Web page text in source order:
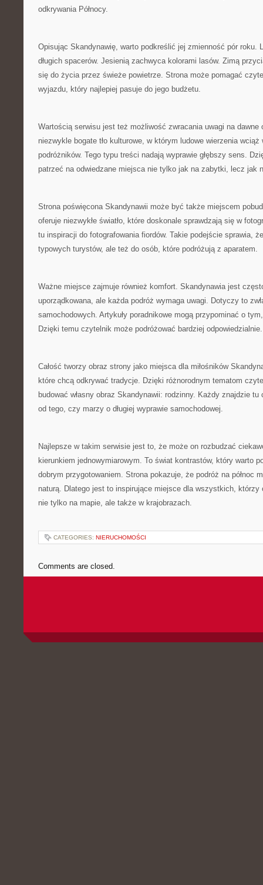
odkrywania Północy.
Opisując Skandynawię, warto podkreślić jej zmienność pór roku.
długich spacerów. Jesienią zachwyca kolorami lasów. Zimą
się do życia przez świeże powietrze. Strona może pomagać
wyjazdu, który najlepiej pasuje do jego budżetu.
Wartością serwisu jest też możliwość zwracania uwagi na dawne
niezwykle bogate tło kulturowe, w którym ludowe wierzenia wciąż
podróżników. Tego typu treści nadają wyprawie głębszy sens.
patrzeć na odwiedzane miejsca nie tylko jak na zabytki, lecz jak
Strona poświęcona Skandynawii może być także miejscem
oferuje niezwykłe światło, które doskonale sprawdzają się w
tu inspiracji do fotografowania fiordów. Takie podejście sprawia,
typowych turystów, ale też do osób, które podróżują z aparatem.
Ważne miejsce zajmuje również komfort. Skandynawia jest
uporządkowana, ale każda podróż wymaga uwagi. Dotyczy to
samochodowych. Artykuły poradnikowe mogą przypominać o
Dzięki temu czytelnik może podróżować bardziej odpowiedzialnie.
Całość tworzy obraz strony jako miejsca dla miłośników
które chcą odkrywać tradycje. Dzięki różnorodnym tematom
budować własny obraz Skandynawii: rodzinny. Każdy znajdzie
od tego, czy marzy o długiej wyprawie samochodowej.
Najlepsze w takim serwisie jest to, że może on rozbudzać
kierunkiem jednowymiarowym. To świat kontrastów, który warto
dobrym przygotowaniem. Strona pokazuje, że podróż na północ
naturą. Dlatego jest to inspirujące miejsce dla wszystkich,
nie tylko na mapie, ale także w krajobrazach.
CATEGORIES: NIERUCHOMOŚCI
Comments are closed.